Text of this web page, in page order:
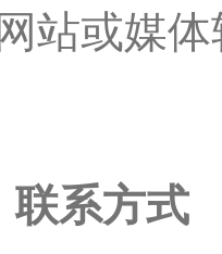
站或媒
联系方式